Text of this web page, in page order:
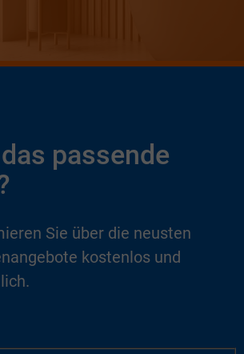
passende
Sie über die neusten
kostenlos und